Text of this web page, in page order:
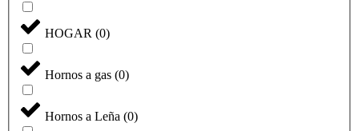
HOGAR (0)
Hornos a gas (0)
Hornos a Leña (0)